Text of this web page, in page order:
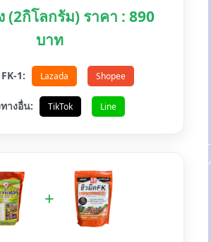
(2กิโลกรัม) ราคา : 890
บาท
1: Lazada Shopee
างอื่น: TikTok Line
+